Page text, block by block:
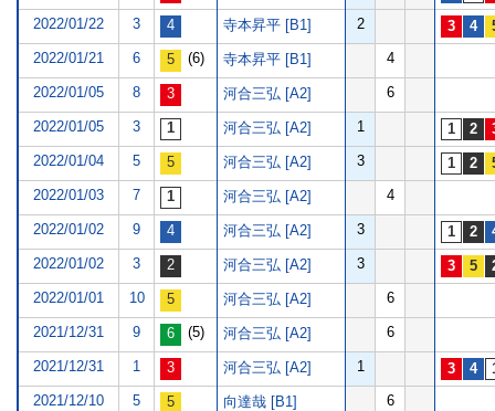
2022/01/22 3 寺本昇平 [B1] 2
2022/01/21 6 (6) 寺本昇平 [B1] 4
2022/01/05 8 河合三弘 [A2] 6
2022/01/05 3 河合三弘 [A2] 1
2022/01/04 5 河合三弘 [A2] 3
2022/01/03 7 河合三弘 [A2] 4
2022/01/02 9 河合三弘 [A2] 3
2022/01/02 3 河合三弘 [A2] 3
2022/01/01 10 河合三弘 [A2] 6
2021/12/31 9 (5) 河合三弘 [A2] 6
2021/12/31 1 河合三弘 [A2] 1
2021/12/10 5 向達哉 [B1] 6